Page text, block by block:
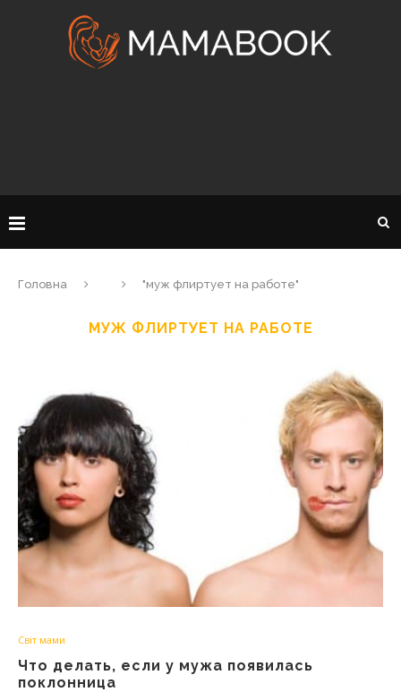
Головна "муж флиртует на работе"
МУЖ ФЛИРТУЕТ НА РАБОТЕ
Світ мами
Что делать, если у мужа появилась
поклонница